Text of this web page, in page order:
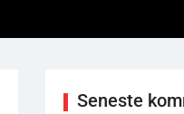
Seneste